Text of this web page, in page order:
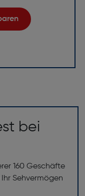
bei
160 Geschäfte
Sehvermögen